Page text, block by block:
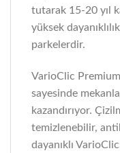
tutarak 15-20 yıl
yüksek
parkelerdir.
VarioClic
sayesinde
kazandırıyor.
temizlenebilir,
dayanıklı